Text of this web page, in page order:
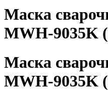
Маска
MWH-9035K
Маска
MWH-9035K